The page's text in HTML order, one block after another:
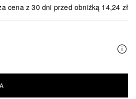
cena z 30 dni przed obniżką 14,24 zł